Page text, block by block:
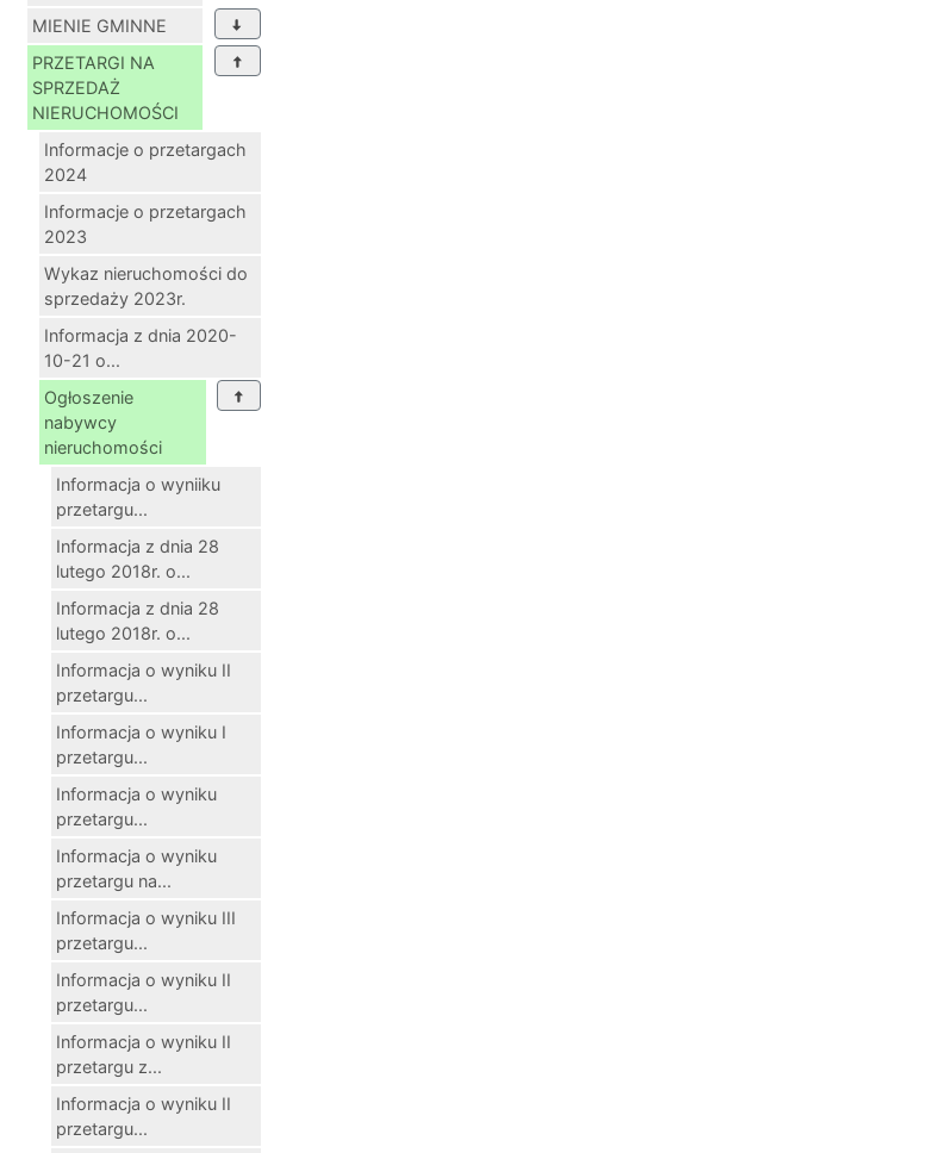
MIENIE GMINNE
PRZETARGI NA
SPRZEDAŻ
NIERUCHOMOŚCI
Informacje o przetargach
2024
Informacje o przetargach
2023
Wykaz nieruchomości do
sprzedaży 2023r.
Informacja z dnia 2020-
10-21 o...
Ogłoszenie
nabywcy
nieruchomości
Informacja o wyniiku
przetargu...
Informacja z dnia 28
lutego 2018r. o...
Informacja z dnia 28
lutego 2018r. o...
Informacja o wyniku II
przetargu...
Informacja o wyniku I
przetargu...
Informacja o wyniku
przetargu...
Informacja o wyniku
przetargu na...
Informacja o wyniku III
przetargu...
Informacja o wyniku II
przetargu...
Informacja o wyniku II
przetargu z...
Informacja o wyniku II
przetargu...